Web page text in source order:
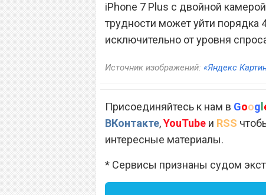
iPhone 7 Plus с двойной
трудности может уйти порядка
исключительно от уровня
Источник изображений: «Яндекс
Присоединяйтесь к нам в Goog
ВКонтакте,YouTube и RSS
интересные материалы.
* Сервисы признаны судом